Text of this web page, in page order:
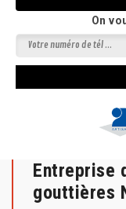
On
Entreprise
gouttières